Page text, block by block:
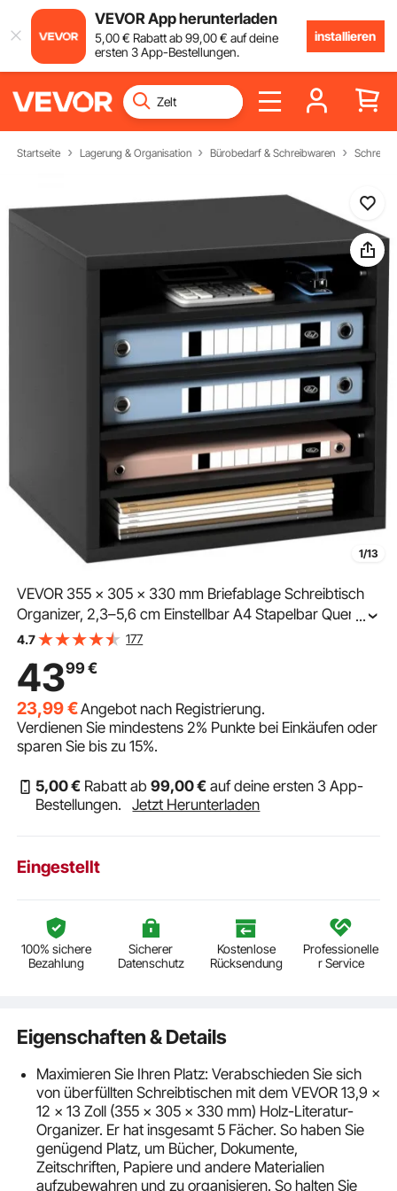
VEVOR App herunterladen
5,00€ Rabatt ab99,00€ auf deine
ersten 3 App-Bestellungen.
installieren
Startseite Lagerung & Organisation Bürobedarf & Schreibwaren
1/13
VEVOR 355 x 305 x 330 mm Briefablage Schreibtisch
Organizer, 2,3–5,6 cm Einstellbar A4 Stapelbar Quer,
Papierablage, Aufbewahrung Schreibtisch
Fächer)
...
4.7 177
4399€
23,99€Angebot nach Registrierung.
Verdienen Sie mindestens2% Punkte bei Einkäufen oder
sparen Sie bis zu15%.
5,00€ Rabatt ab99,00€ auf deine ersten 3 App-
Bestellungen.
Jetzt Herunterladen
Eingestellt
100% sichere
Bezahlung
Sicherer
Datenschutz
Kostenlose
Rücksendung
Professionelle
r Service
Eigenschaften & Details
Maximieren Sie Ihren Platz: Verabschieden Sie sich
von überfüllten Schreibtischen mit dem VEVOR 13,9 x
12 x 13 Zoll (355 x 305 x 330 mm) Holz-Literatur-
Organizer. Er hat insgesamt 5 Fächer. So haben Sie
genügend Platz, um Bücher, Dokumente,
Zeitschriften, Papiere und andere Materialien
aufzubewahren und zu organisieren. So halten Sie